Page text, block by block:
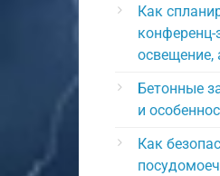
Как
конференц-
освещение,
Бетонные
и
Как